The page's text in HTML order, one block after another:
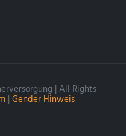
| All Rights
| Gender Hinweis